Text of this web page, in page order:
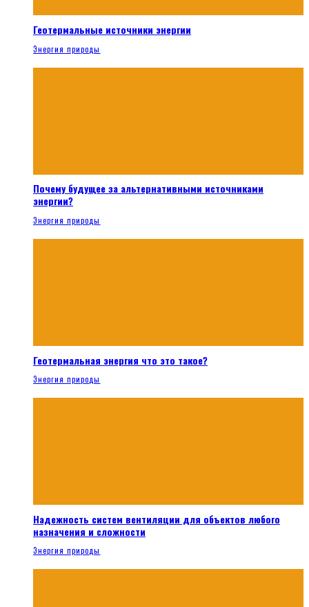
Геотермальные источники энергии
Энергия природы
Почему будущее за альтернативными источниками
энергии?
Энергия природы
Геотермальная энергия что это такое?
Энергия природы
Надежность систем вентиляции для объектов любого
назначения и сложности
Энергия природы